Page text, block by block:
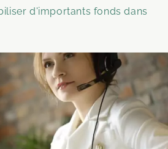
d'importants fonds dans